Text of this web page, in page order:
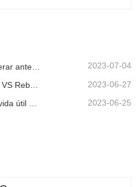
2023-07-04
2023-06-27
Como manter e prolongar a vida útil dos reboques basculantes? 2023-06-25